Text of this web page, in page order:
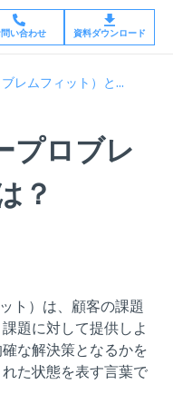
い合わせ 資料ダウンロード
レムフィット）と...
プロブレ
？
ト）は、顧客の課題
題に対して提供しよ
な解決策となるかを
た状態を表す言葉で